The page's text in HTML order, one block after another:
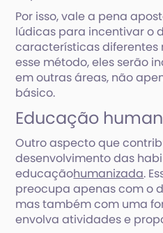
Por isso, vale a pena
lúdicas para incentivar o
características diferentes
esse método, eles serão
em outras áreas, não
básico.
Educação
Outro aspecto que
desenvolvimento das
educaçãohumanizada.
preocupa apenas com o
mas também com uma
envolva atividades e